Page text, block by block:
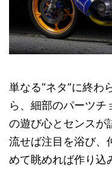
単なる“ネタ”に終わ
ら、細部のパーツチ
の遊び心とセンスが
流せば注目を浴び、
めて眺めれば作り